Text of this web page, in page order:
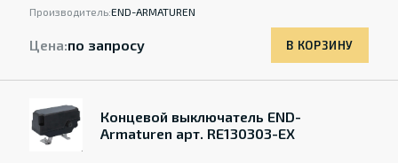
Производитель:END-ARMATUREN
Цена:по запросу В КОРЗИНУ
Концевой выключатель END-
Armaturen арт. RE130303-EX